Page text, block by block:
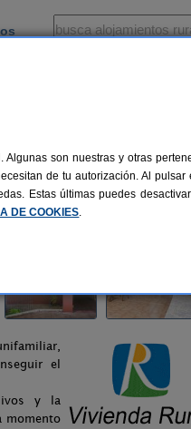
el
y la
momento
son nuestras y otras
de tu autorización. Al pulsar
Estas últimas puedes
DE COOKIES.